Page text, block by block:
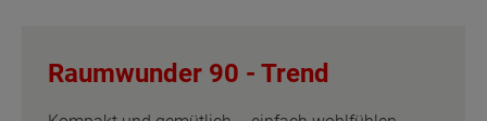
Raumwunder 90 - Trend